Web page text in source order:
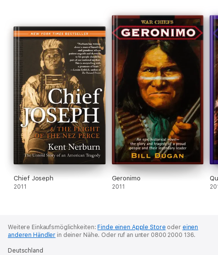
Chief Joseph
2011
Geronimo
2011
Weitere Einkaufsmöglichkeiten: Finde einen Apple Store oder einen
anderen Händler in deiner Nähe. Oder ruf an unter 0800 2000 136.
Deutschland